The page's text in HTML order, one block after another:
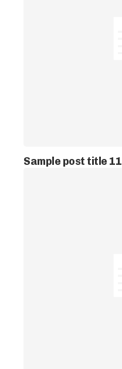
Sample post title 11